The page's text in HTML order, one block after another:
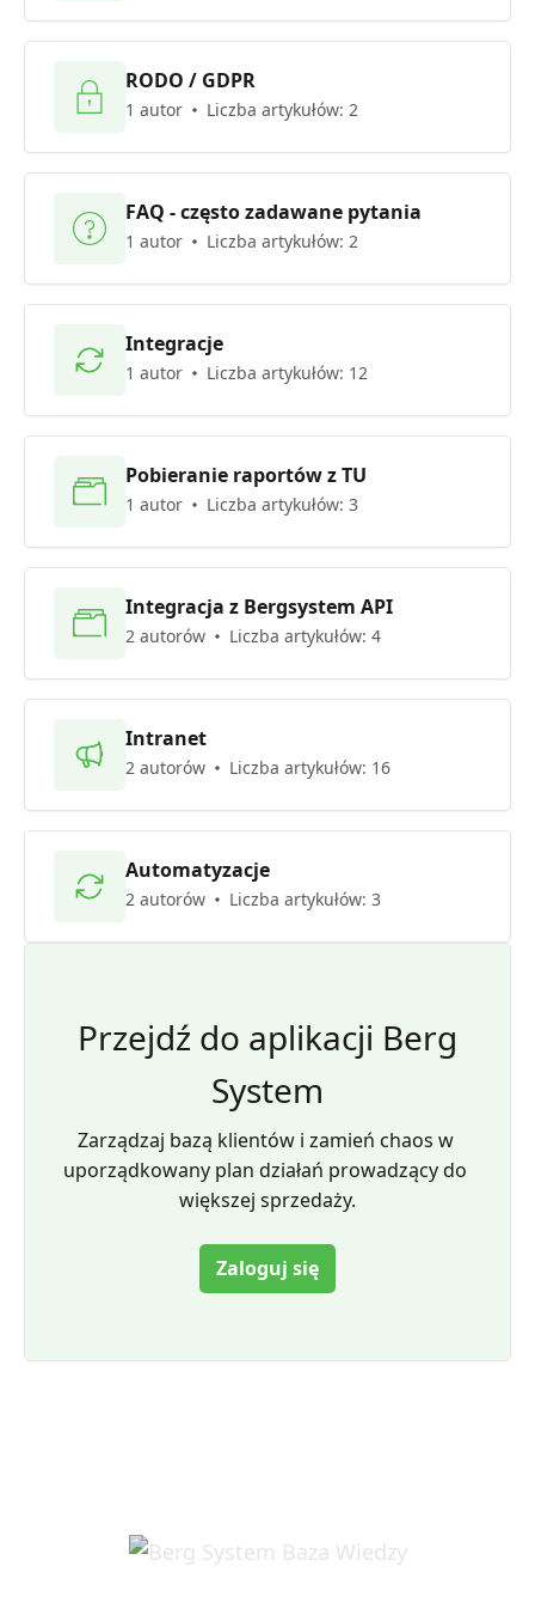
RODO / GDPR
1 autor Liczba artykułów: 2
FAQ - często zadawane pytania
1 autor Liczba artykułów: 2
Integracje
1 autor Liczba artykułów: 12
Pobieranie raportów z TU
1 autor Liczba artykułów: 3
Integracja z Bergsystem API
2 autorów Liczba artykułów: 4
Intranet
2 autorów Liczba artykułów: 16
Automatyzacje
2 autorów Liczba artykułów: 3
Przejdź do aplikacji Berg
System
Zarządzaj bazą klientów i zamień chaos w
uporządkowany plan działań prowadzący do
większej sprzedaży.
Zaloguj się